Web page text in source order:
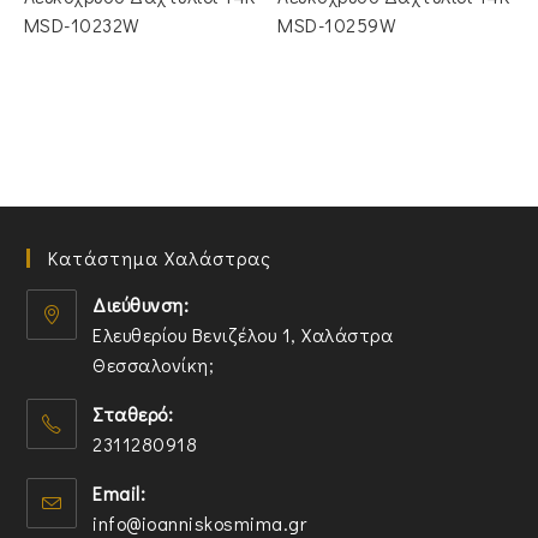
MSD-10232W
MSD-10259W
Κατάστημα Χαλάστρας
Διεύθυνση:
Ελευθερίου Βενιζέλου 1, Χαλάστρα
Θεσσαλονίκη;
p
e
s
i
Σταθερό:
2311280918
p
e
Email:
info@ioanniskosmima.grO